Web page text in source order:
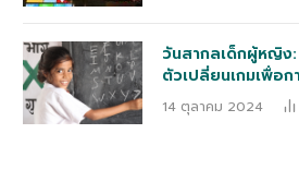
วันสากลเด็กผู้หญิง
ตัวเปลี่ยนเกมเพื่อ
14 ตุลาคม 2024